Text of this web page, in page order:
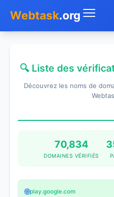
Webtask.org
Whois🔍 Liste des
Découvrez les noms de
70,834
DOMAINES VÉRIFIÉS
🌐play.google.com